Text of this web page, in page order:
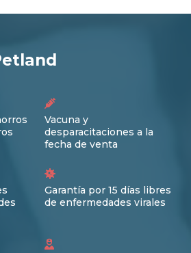
Vacuna y
desparacitaciones a la
fecha de venta
Garantía por 15 días libres
de enfermedades virales